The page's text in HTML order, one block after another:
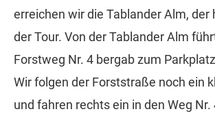
erreichen wir die Tablander Alm, der
der Tour. Von der Tablander Alm
Forstweg Nr. 4 bergab zum
Wir folgen der Forststraße noch ein
und fahren rechts ein in den Weg